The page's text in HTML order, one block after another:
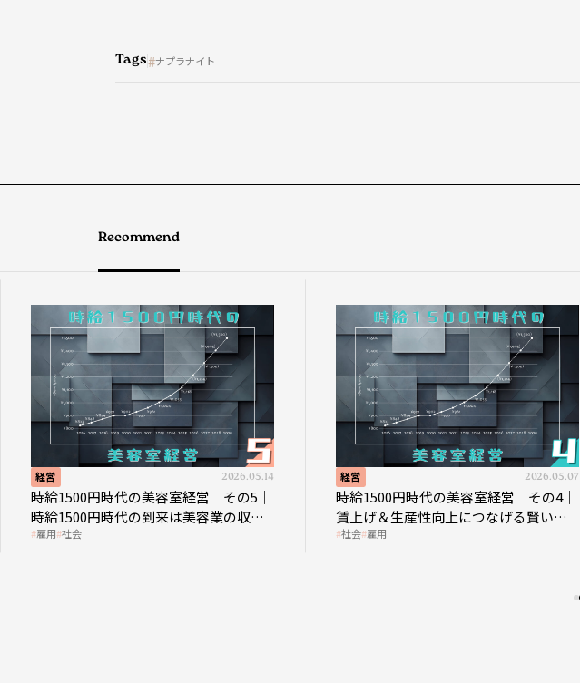
Tags ナプラナイト
Recommend
経営 2026.05.14
時給1500円時代の美容室経営 その5｜
時給1500円時代の到来は美容業の収益
構造を見直す契機
雇用 社会
経営 2026.05.07
時給1500円時代の美容室経営 その4｜
賃上げ＆生産性向上につなげる賢い助
成金活用
社会 雇用